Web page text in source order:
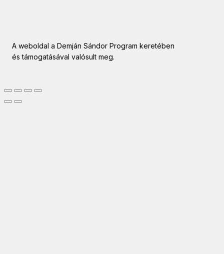
A weboldal a Demján Sándor Program keretében
és támogatásával valósult meg.